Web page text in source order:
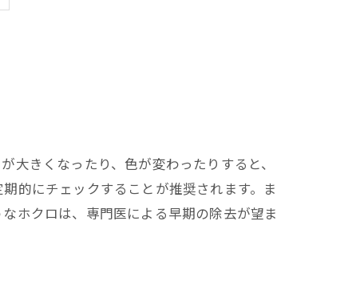
きくなったり、色が変わったりすると、
的にチェックすることが推奨されます。ま
ホクロは、専門医による早期の除去が望ま